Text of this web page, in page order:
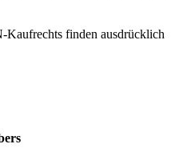
Kaufrechts finden ausdrücklich